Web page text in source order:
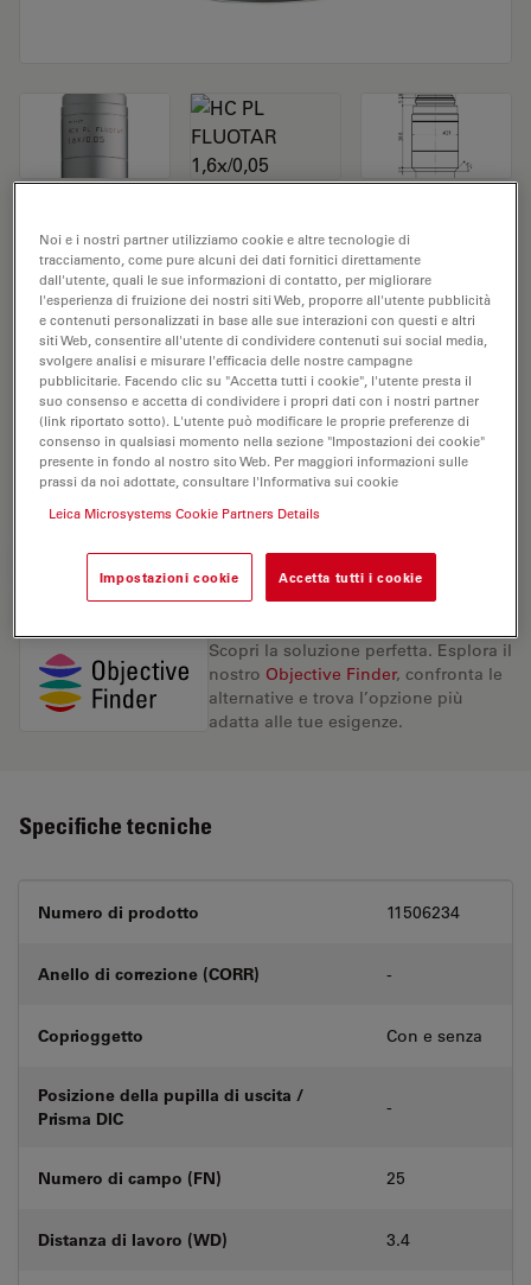
Obiettivo del microscopio HC PL FLUOTAR
1,6x/0,05
N. prodotto 11506234
L'obiettivo HC PL FLUOTAR 1,6x/0,05 ha un
ingrandimento di 1,6X e un'apertura numerica di
0,05mm. Adatto per l'analisi dei campioni a secco, è
provvisto di filettatura M25, con una distanza di lavoro
libera di 3,4 mm e un FN pari a 25.
Scopri la soluzione perfetta. Esplora il
nostro Objective Finder, confronta le
alternative e trova l’opzione più
adatta alle tue esigenze.
Specifiche tecniche
Numero di prodotto 11506234
Anello di correzione (CORR) -
Coprioggetto Con e senza
Posizione della pupilla di uscita /
Prisma DIC
-
Numero di campo (FN) 25
Distanza di lavoro (WD) 3.4
Noi e i nostri partner utilizziamo cookie e altre tecnologie di
tracciamento, come pure alcuni dei dati fornitici direttamente
dall'utente, quali le sue informazioni di contatto, per migliorare
l'esperienza di fruizione dei nostri siti Web, proporre all'utente pubblicità
e contenuti personalizzati in base alle sue interazioni con questi e altri
siti Web, consentire all'utente di condividere contenuti sui social media,
svolgere analisi e misurare l'efficacia delle nostre campagne
pubblicitarie. Facendo clic su "Accetta tutti i cookie", l'utente presta il
suo consenso e accetta di condividere i propri dati con i nostri partner
(link riportato sotto). L'utente può modificare le proprie preferenze di
consenso in qualsiasi momento nella sezione "Impostazioni dei cookie"
presente in fondo al nostro sito Web. Per maggiori informazioni sulle
prassi da noi adottate, consultare l'Informativa sui cookie
Leica Microsystems Cookie Partners Details
Impostazioni cookie Accetta tutti i cookie